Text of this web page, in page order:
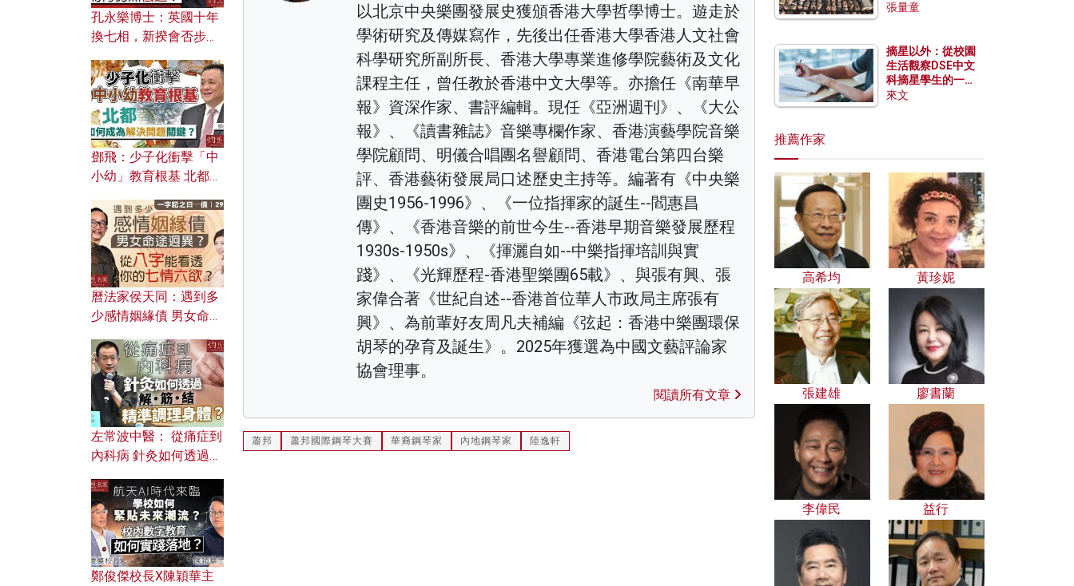
以北京中央樂團發展史獲頒香港大學哲學博士。遊走於
學術研究及傳媒寫作，先後出任香港大學香港人文社會
科學研究所副所長、香港大學專業進修學院藝術及文化
課程主任，曾任教於香港中文大學等。亦擔任《南華早
報》資深作家、書評編輯。現任《亞洲週刊》、《大公
報》、《讀書雜誌》音樂專欄作家、香港演藝學院音樂
學院顧問、明儀合唱團名譽顧問、香港電台第四台樂
評、香港藝術發展局口述歷史主持等。編著有《中央樂
團史1956-1996》、《一位指揮家的誕生--閻惠昌
傳》、《香港音樂的前世今生--香港早期音樂發展歷程
1930s-1950s》、《揮灑自如--中樂指揮培訓與實
踐》、《光輝歷程-香港聖樂團65載》、與張有興、張
家偉合著《世紀自述--香港首位華人市政局主席張有
興》、為前輩好友周凡夫補編《弦起：香港中樂團環保
胡琴的孕育及誕生》。2025年獲選為中國文藝評論家
協會理事。
閱讀所有文章
蕭邦 蕭邦國際鋼琴大賽 華裔鋼琴家 內地鋼琴家 陸逸軒
孔永樂博士：英國十年
換七相，新揆會否步前
濟為何仍然低迷？
鄧飛：少子化衝擊「中
小幼」教育根基 北都如
曆法家侯天同：遇到多
少感情姻緣債 男女命途
的七情六欲？
左常波中醫： 從痛症到
內科病 針灸如何透過解
鄭俊傑校長X陳穎華主
張量童
摘星以外：從校園
生活觀察DSE中文
科摘星學生的一點
特質
來文
推薦作家
高希均 黃珍妮
張建雄 廖書蘭
李偉民 益行